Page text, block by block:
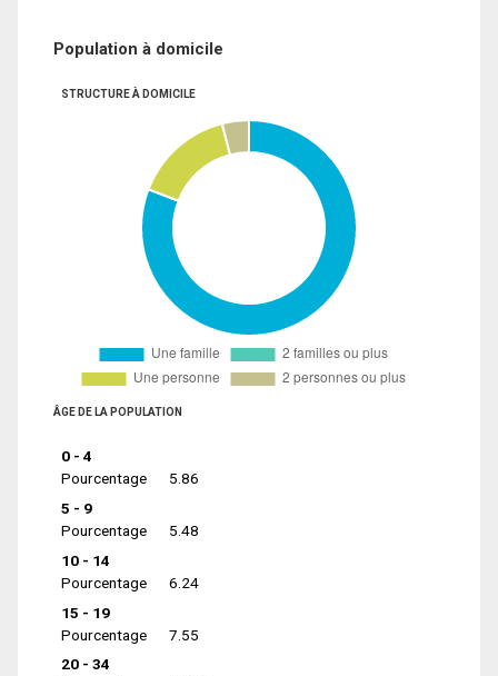
Population à domicile
STRUCTURE À DOMICILE
ÂGE DE LA POPULATION
0 - 4
Pourcentage
5.86
5 - 9
Pourcentage
5.48
10 - 14
Pourcentage
6.24
15 - 19
Pourcentage
7.55
20 - 34